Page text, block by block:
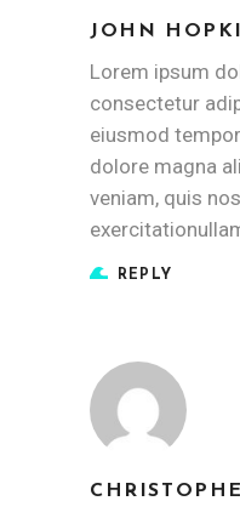
JOHN
Lorem ipsum
consectetur
eiusmod
dolore magna
veniam, quis
REPLY